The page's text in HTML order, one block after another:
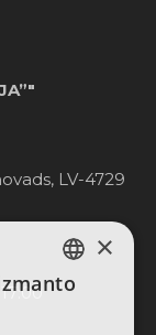
LV-4729
LATVIAN
×